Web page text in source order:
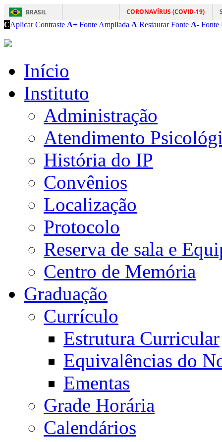
BRASIL CORONAVÍRUS (COVID-19)
CAplicar Contraste A+ Fonte Ampliada A Restaurar Fonte A- Fonte
Início
Instituto
Administração
Atendimento
História do IP
Convênios
Localização
Protocolo
Reserva de sala e
Centro de Memória
Graduação
Currículo
Estrutura Curricular
Equivalências do
Ementas
Grade Horária
Calendários